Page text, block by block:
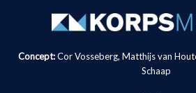
Concept:Cor Vosseberg, Matthijs van
Schaap